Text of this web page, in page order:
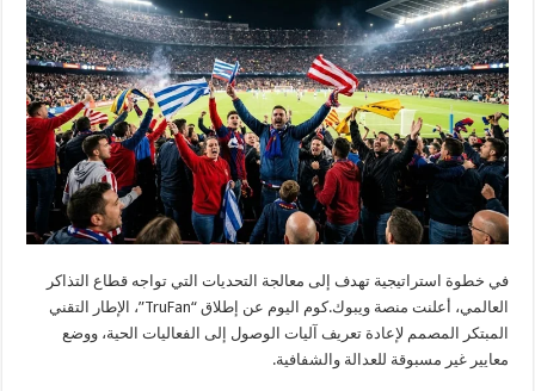
في خطوة استراتيجية تهدف إلى معالجة التحديات التي تواجه قطاع التذاكر
العالمي، أعلنت منصة ويبوك.كوم اليوم عن إطلاق “TruFan”، الإطار التقني
المبتكر المصمم لإعادة تعريف آليات الوصول إلى الفعاليات الحية، ووضع
معايير غير مسبوقة للعدالة والشفافية.